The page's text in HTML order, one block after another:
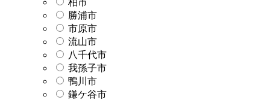
勝浦市
市原市
流山市
八千代市
我孫子市
鴨川市
鎌ケ谷市